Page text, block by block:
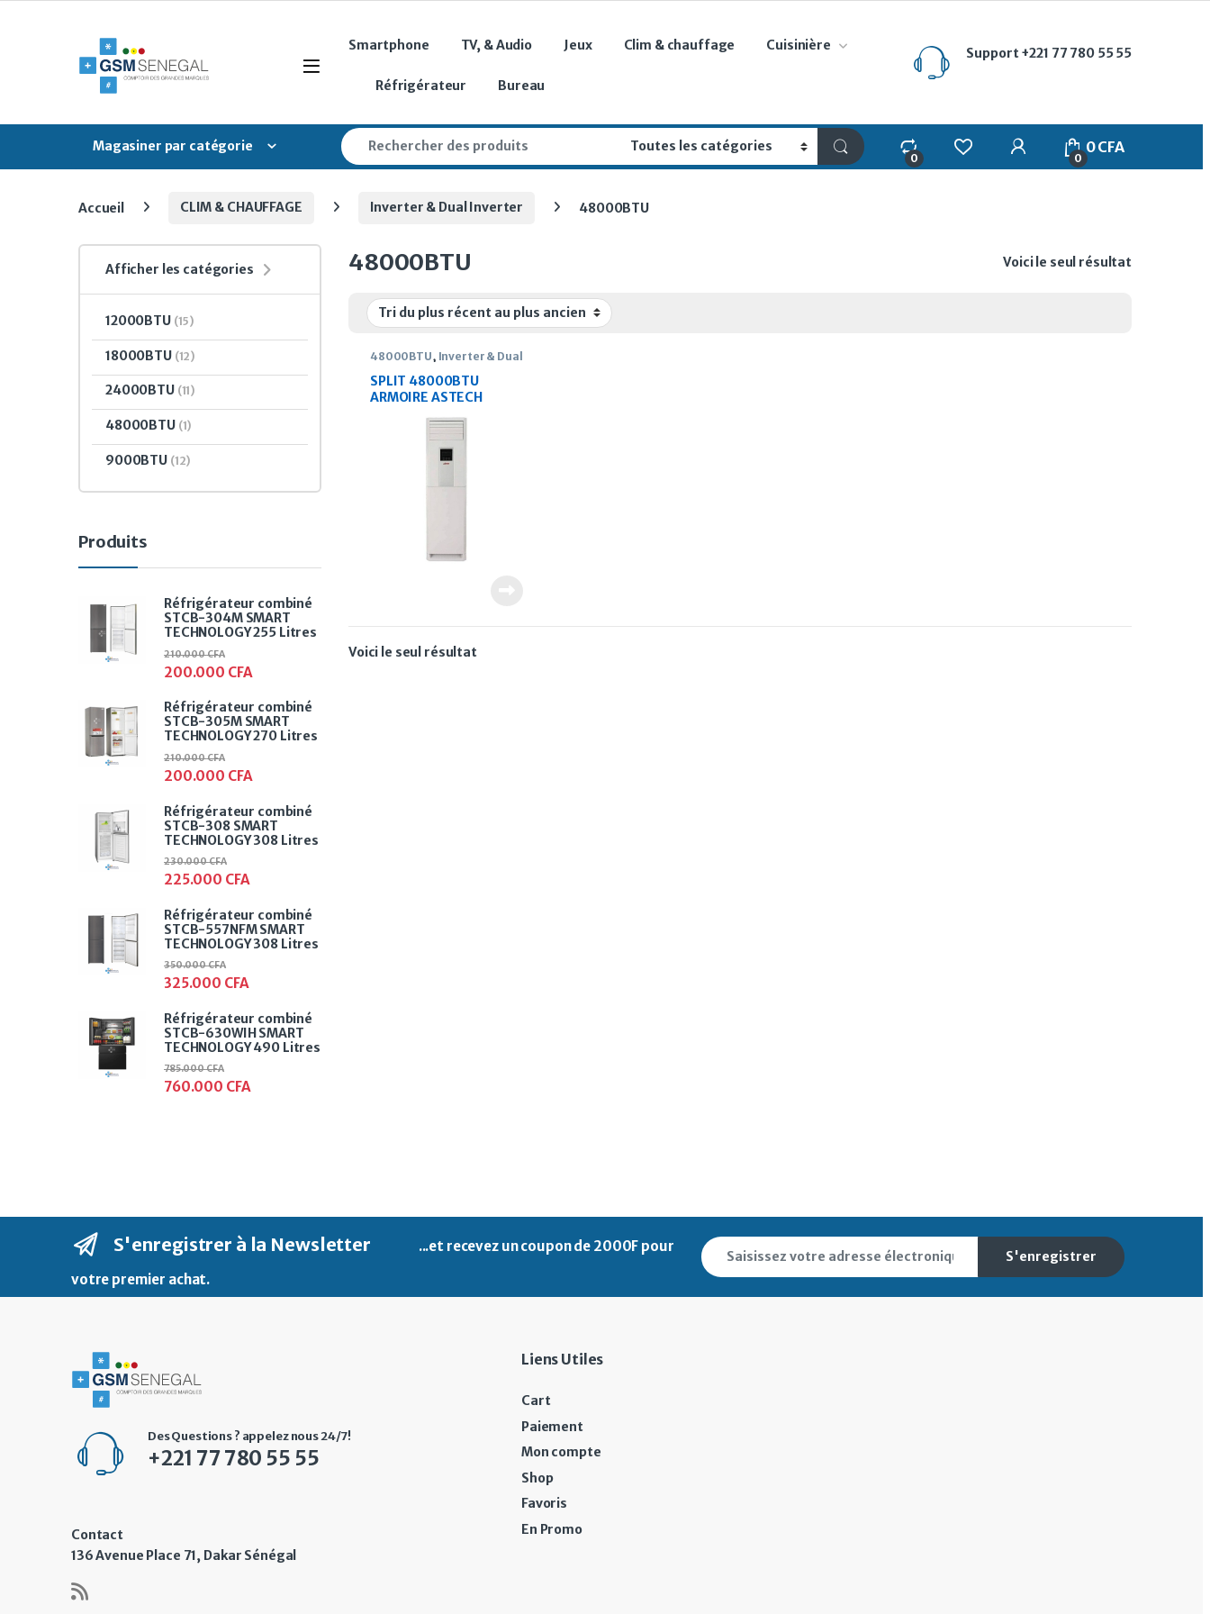
Open
Smartphone TV, & Audio Jeux Clim & chauffage Cuisinière
Réfrigérateur Bureau
Support +221 77 780 55 55
Magasiner par catégorie
Search for:
0
My Account
0
0CFA
Accueil CLIM & CHAUFFAGE Inverter & Dual Inverter 48000BTU
48000BTU Voici le seul résultat
48000BTU, Inverter & Dual
SPLIT 48000BTU
ARMOIRE ASTECH
Voici le seul résultat
Afficher les catégories
12000BTU (15)
18000BTU (12)
24000BTU (11)
48000BTU (1)
9000BTU (12)
Produits
Réfrigérateur combiné
STCB-304M SMART
TECHNOLOGY 255 Litres
200.000 CFA
210.000CFA
Réfrigérateur combiné
STCB-305M SMART
TECHNOLOGY 270 Litres
200.000 CFA
210.000CFA
Réfrigérateur combiné
STCB-308 SMART
TECHNOLOGY 308 Litres
225.000 CFA
230.000CFA
Réfrigérateur combiné
STCB-557NFM SMART
TECHNOLOGY 308 Litres
325.000 CFA
350.000CFA
Réfrigérateur combiné
STCB-630WIH SMART
TECHNOLOGY 490 Litres
760.000 CFA
785.000CFA
S'enregistrer à la Newsletter ...et recevez uncoupon de 2000F pour
votre premier achat.
S'enregistrer
Des Questions ? appelez nous 24/7!
+221 77 780 55 55
Contact
136 Avenue Place 71, Dakar Sénégal
Liens Utiles
Cart
Paiement
Mon compte
Shop
Favoris
En Promo